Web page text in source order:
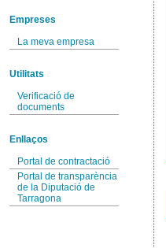
Empreses
La meva empresa
Utilitats
Verificació de
documents
Enllaços
Portal de contractació
Portal de transparència
de la Diputació de
Tarragona